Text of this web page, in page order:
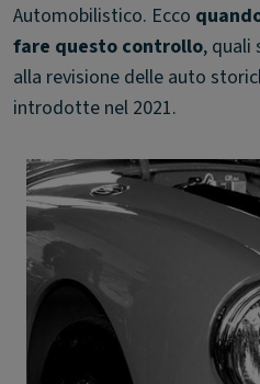
Automobilistico. Ecco
fare questo controllo, quali
alla revisione delle auto
introdotte nel 2021.